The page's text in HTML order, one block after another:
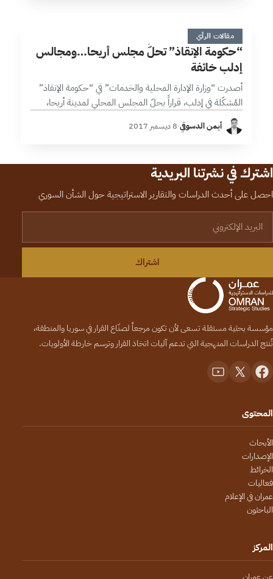
&4 دقائق
مقالات الرأي
“حكومة الإنقاذ” تحلُّ مجلس أريحا…ومجالس
إدلب خائفة
أصدرت “وزارة الإدارة المحلية والخدمات” في “حكومة الإنقاذ”
المُشكّلة في إدلب، قراراً بحلّ المجلس المحلي لمدينة أريحا،
معلنة في الوقت ذاته عن تشكيل مجلس جديد يتبع لها واعتباره
الجهة الوحيدة…
أيمن الدسوقي·8 ديسمبر 2017
اشترك في نشرتنا البريدية
احصل على أحدث الدراسات والتقارير الاستراتيجية حول الشأن السوري
اشتراك
مؤسسة بحثية مستقلة تسعى لأن تكون مرجعاً لصنّاع القرار في سوريا والمنطقة،
تُنتج الدراسات المنهجية التي تدعم آليات اتخاذ القرار وترسم خارطة الأولويات.
المحتوى
الأبحاث
الإصدارات
الخرائط
فعاليات
عمران في الإعلام
الباحثون
المركز